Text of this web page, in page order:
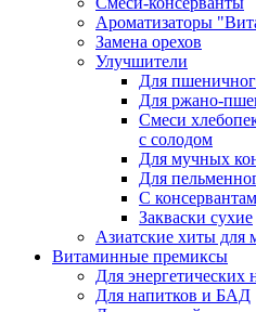
Ароматизаторы
Замена орехов
Улучшители
Для
Для ржано-
Смеси
с солодом
Для мучных
Для
С
Закваски сухие
Азиатские хиты
Витаминные премиксы
Для энергетических
Для напитков и БАД